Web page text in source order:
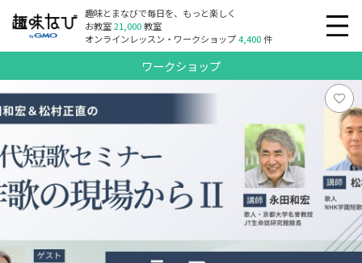
趣味とまなびで毎日を、もっと楽しく
お教室21,000教室
オンラインレッスン・ワークショップ4,400件
ワークショップ